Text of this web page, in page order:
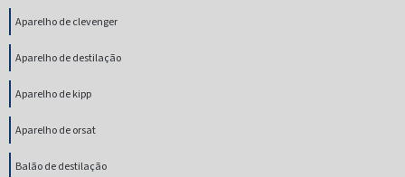
Aparelho de clevenger
Aparelho de destilação
Aparelho de kipp
Aparelho de orsat
Balão de destilação